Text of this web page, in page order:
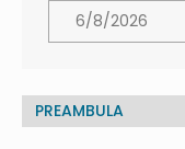
PREAMBULA